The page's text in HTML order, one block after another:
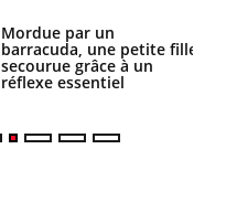
Mordue par un
barracuda, une petite fille
secourue grâce à un
réflexe essentiel